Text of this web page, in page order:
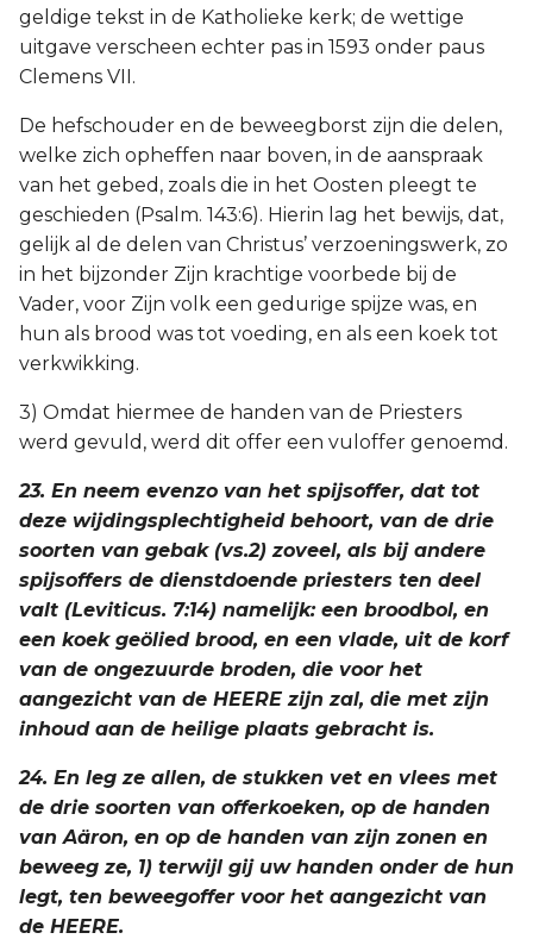
geldige tekst in de Katholieke kerk; de wettige
uitgave verscheen echter pas in 1593 onder paus
Clemens VII.
De hefschouder en de beweegborst zijn die delen,
welke zich opheffen naar boven, in de aanspraak
van het gebed, zoals die in het Oosten pleegt te
geschieden (Psalm. 143:6). Hierin lag het bewijs, dat,
gelijk al de delen van Christus’ verzoeningswerk, zo
in het bijzonder Zijn krachtige voorbede bij de
Vader, voor Zijn volk een gedurige spijze was, en
hun als brood was tot voeding, en als een koek tot
verkwikking.
3) Omdat hiermee de handen van de Priesters
werd gevuld, werd dit offer een vuloffer genoemd.
23. En neem evenzo van het spijsoffer, dat tot
deze wijdingsplechtigheid behoort, van de drie
soorten van gebak (vs.2) zoveel, als bij andere
spijsoffers de dienstdoende priesters ten deel
valt (Leviticus. 7:14) namelijk: een broodbol, en
een koek geölied brood, en een vlade, uit de korf
van de ongezuurde broden, die voor het
aangezicht van de HEERE zijn zal, die met zijn
inhoud aan de heilige plaats gebracht is.
24. En leg ze allen, de stukken vet en vlees met
de drie soorten van offerkoeken, op de handen
van Aäron, en op de handen van zijn zonen en
beweeg ze, 1) terwijl gij uw handen onder de hun
legt, ten beweegoffer voor het aangezicht van
de HEERE.